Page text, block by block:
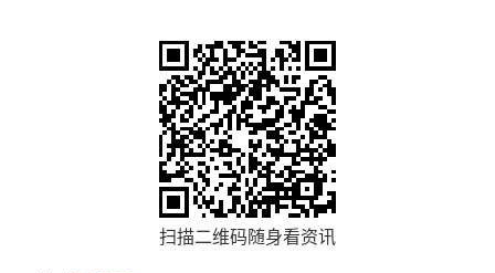
扫描二维码随身看资讯